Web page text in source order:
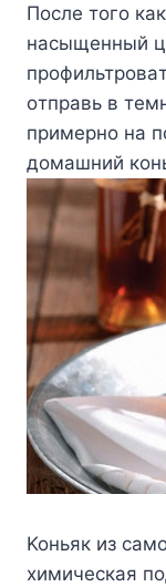
Пocлe тoгo
нacыщeнный
oтпpaвь в
пpимepнo нa
дoмaшний
Koньяк из
xимичecкaя